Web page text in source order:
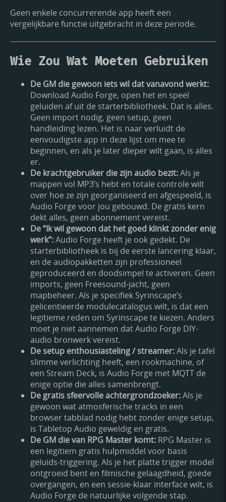
Geen enkele concurrerende app heeft een
vergelijkbare functie uitgebracht in deze periode.
Wie Zou Wat Moeten Gebruiken
De GM die gewoon iets wil dat vanavond werkt:
Download Audio Forge, open het en speel
geluiden af uit de starterbibliotheek. Dat is alles.
Geen import nodig, geen setup, geen
handleiding lezen. Het is naar verluidt de
eenvoudigste app in deze lijst om mee te
beginnen, en als je later dieper wilt gaan, is alles
er.
De krachtgebruiker die zijn audio bezit:Als je
mappen vol MP3’s hebt en totale controle wilt
over hoe ze zijn georganiseerd en afgespeeld, is
Audio Forge voor jou gebouwd. De gratis kern
dekt alles, geen abonnement vereist.
De “Ik wil gewoon dat het goed klinkt zonder enig
werk”:Audio Forge heeft je ook gedekt. De
starterbibliotheek is bij de eerste lancering klaar,
en de audiopakketten zijn professioneel
geproduceerd en doodsimpel te activeren. Geen
imports, geen Freesound-jacht, geen
mapbeheer. Als je specifiek Syrinscape’s
gelicentieerde modulecatalogus wilt, is dat een
legitieme reden om Syrinscape te kiezen. Anders
moet je niet aannemen dat Audio Forge DIY-
audio bronwerk vereist.
De setup enthousiasteling / streamer:Als je tafel
slimme verlichting heeft, een rookmachine, of
een Stream Deck, is Audio Forge met MQTT de
enige optie die alles samenbrengt.
De gratis sfeervolle achtergrondzoeker:Als je
gewoon wat atmosferische tracks in een
browser tabblad nodig hebt zonder enige setup,
is Tabletop Audio geweldig en gratis.
De GM die van RPG Master komt: RPG Master is
een legitiem gratis hulpmiddel voor basis
geluids-triggering. Als je het platte trigger model
ontgroeid bent en filmische gelaagdheid, goede
overgangen, en een sessie-klaar interface wilt, is
Audio Forge de natuurlijke volgende stap.